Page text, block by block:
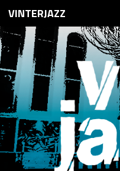
VINTERJAZZ